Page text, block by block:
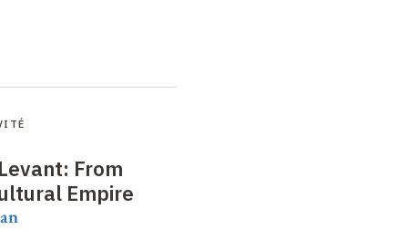
From
Empire